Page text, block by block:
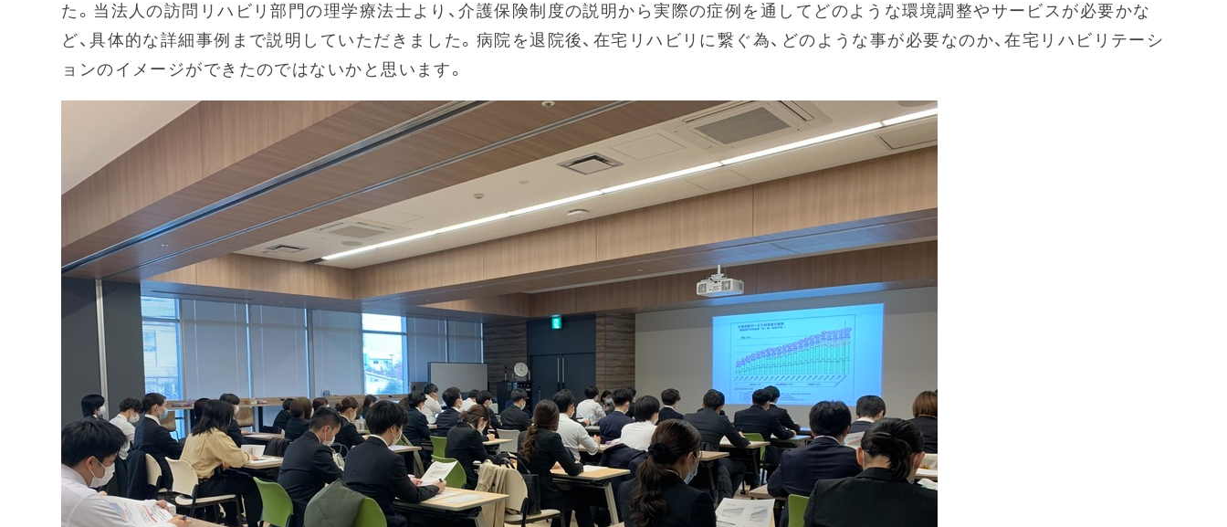
た。当法人の訪問リハビリ部門の理学療法士より、介護保険制度の説明から実際の症例を通してどのような環境調整やサービスが必要かな
ど、具体的な詳細事例まで説明していただきました。病院を退院後、在宅リハビリに繋ぐ為、どのような事が必要なのか、在宅リハビリテーシ
ョンのイメージができたのではないかと思います。